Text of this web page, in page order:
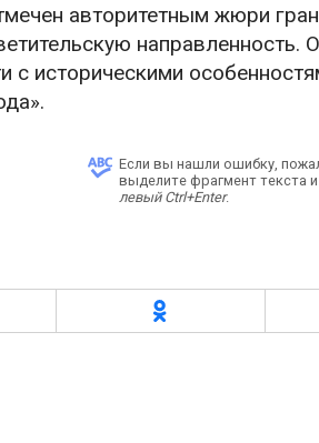
авторитетным жюри
направленность.
с историческими
Если вы нашли ошибку,
выделите фрагмент текста
левый Ctrl+Enter.